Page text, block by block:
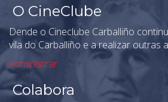
O CineClube
Dende o Cineclube Carballiño
vila do Carballiño e a realizar outras
Administrar
Colabora